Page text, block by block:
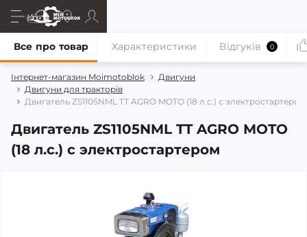
Інтернет-магазин Moimotoblok
Двигуни
Двигуни для тракторів
Двигатель ZS1105NML TT AGRO MOTO (18 л.с.) с электростартером
Двигатель ZS1105NML TT AGRO MOTO
(18 л.с.) с электростартером
Все про товар Характеристики Відгуків 0